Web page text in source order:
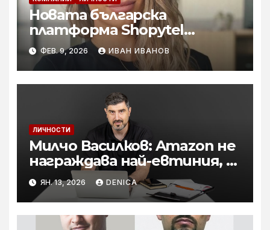
Новата българска
платформа Shopytel
спестява време и носи
удобство с няколко клика
ФЕВ. 9, 2026 ИВАН ИВАНОВ
ЛИЧНОСТИ
Милчо Василков: Amazon не
награждава най-евтиния, а
най-добре представения
продукт (Интервю)
ЯН. 13, 2026 DENICA